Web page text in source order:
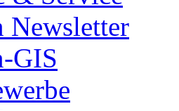
Newsletter
GIS